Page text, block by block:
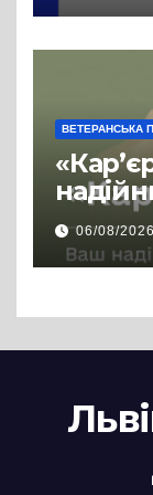
ВЕТЕРАНСЬКА
06/08/